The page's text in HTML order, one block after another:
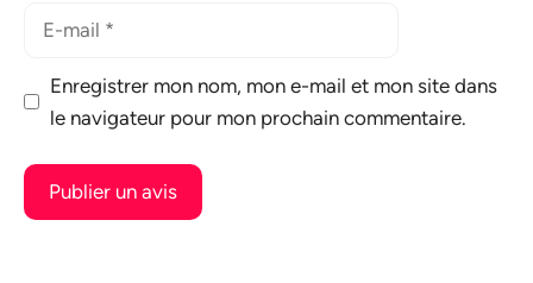
Enregistrer mon nom, mon e-mail et mon site dans
le navigateur pour mon prochain commentaire.